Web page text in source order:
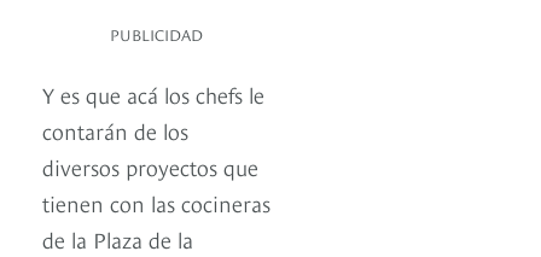
PUBLICIDAD
Y es que acá los chefs le
contarán de los
diversos proyectos que
tienen con las cocineras
de la Plaza de la